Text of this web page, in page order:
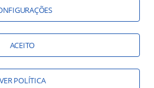
da Transparência
ESG
Social
Ambiental
ACEITO
VER POLÍTICA